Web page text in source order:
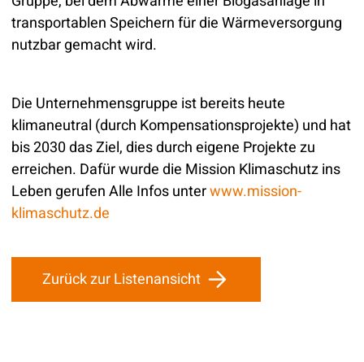
transportablen Speichern für die Wärmeversorgung
nutzbar gemacht wird.
Die Unternehmensgruppe ist bereits heute
klimaneutral (durch Kompensationsprojekte) und hat
bis 2030 das Ziel, dies durch eigene Projekte zu
erreichen. Dafür wurde die Mission Klimaschutz ins
Leben gerufen Alle Infos unterwww.mission-
klimaschutz.de
Zurück zur Listenansicht